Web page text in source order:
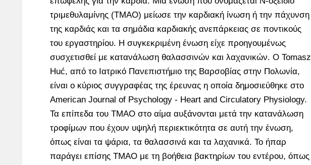
τριμεθυλαμίνης (TMAO) μείωσε την καρδιακή ίνωση ή την πάχυνση
της καρδιάς και τα σημάδια καρδιακής ανεπάρκειας σε ποντικούς
του εργαστηρίου. Η συγκεκριμένη ένωση είχε προηγουμένως
συσχετισθεί με κατανάλωση θαλασσινών και λαχανικών. Ο Tomasz
Huć, από το Ιατρικό Πανεπιστήμιο της Βαρσοβίας στην Πολωνία,
είναι ο κύριος συγγραφέας της έρευνας η οποία δημοσιεύθηκε στο
American Journal of Psychology - Heart and Circulatory Physiology.
Τα επίπεδα του TMAO στο αίμα αυξάνονται μετά την κατανάλωση
τροφίμων που έχουν υψηλή περιεκτικότητα σε αυτή την ένωση,
όπως είναι τα ψάρια, τα θαλασσινά και τα λαχανικά. Το ήπαρ
παράγει επίσης TMAO με τη βοήθεια βακτηρίων του εντέρου, όπως